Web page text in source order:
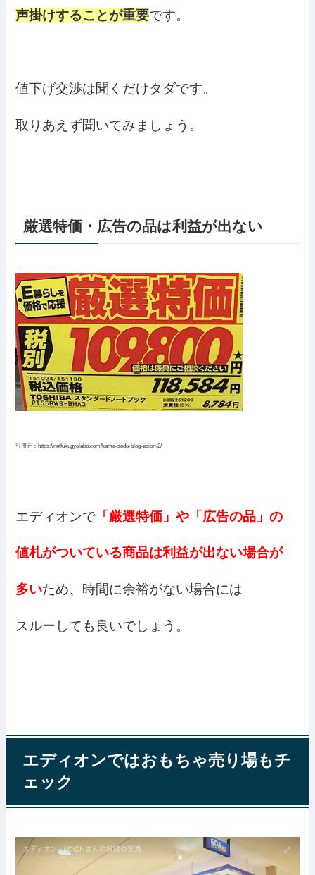
声掛けすることが重要です。
値下げ交渉は聞くだけタダです。
取りあえず聞いてみましょう。
厳選特価・広告の品は利益が出ない
引用元：https://netfukugyolabo.com/kama-sedo-blog-edion-2/
エディオンで 「厳選特価」や「広告の品」の
値札がついている商品は利益が出ない場合が
多いため、時間に余裕がない場合には
スルーしても良いでしょう。
エディオンではおもちゃ売り場もチ
ェック